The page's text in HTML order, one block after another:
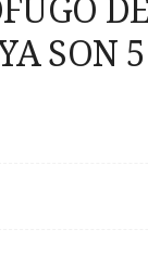
SON